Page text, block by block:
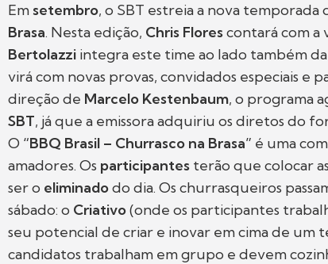
Emsetembro, o SBT estreia a nova temporada
Brasa. Nesta edição, Chris Florescontará com a
Bertolazzi integra este time ao lado também
virá com novas provas, convidados especiais e
direção de Marcelo Kestenbaum, o programa
SBT, já que a emissora adquiriu os diretos do
O “BBQ Brasil – Churrasco na Brasa” é uma
amadores. Os participantes terão que colocar
ser o eliminadodo dia. Os churrasqueiros
sábado: o Criativo(onde os participantes
seu potencial de criar e inovar em cima de um
candidatos trabalham em grupo e devem